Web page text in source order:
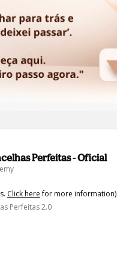
Perfeitas - Oficial
Click herefor more information)
Perfeitas 2.0